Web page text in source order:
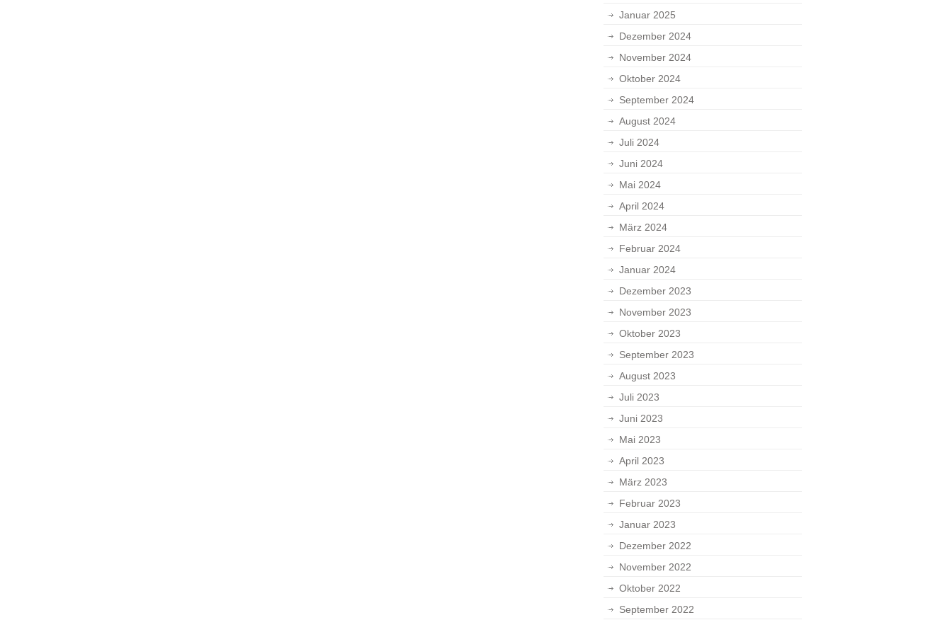
Januar 2025
Dezember 2024
November 2024
Oktober 2024
September 2024
August 2024
Juli 2024
Juni 2024
Mai 2024
April 2024
März 2024
Februar 2024
Januar 2024
Dezember 2023
November 2023
Oktober 2023
September 2023
August 2023
Juli 2023
Juni 2023
Mai 2023
April 2023
März 2023
Februar 2023
Januar 2023
Dezember 2022
November 2022
Oktober 2022
September 2022